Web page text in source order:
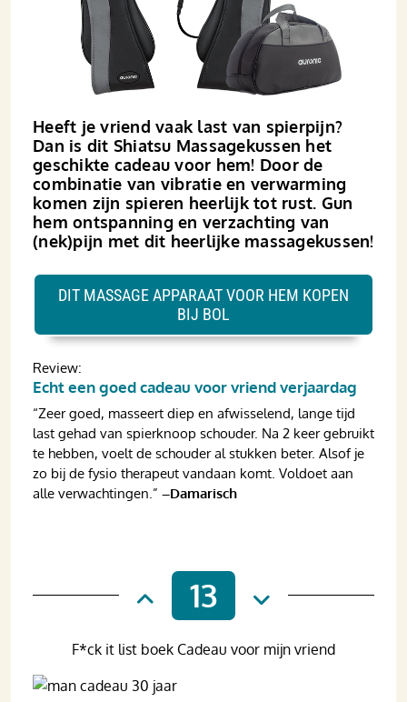
Heeft je vriend vaak last van spierpijn?
Dan is dit Shiatsu Massagekussen het
geschikte cadeau voor hem! Door de
combinatie van vibratie en verwarming
komen zijn spieren heerlijk tot rust. Gun
hem ontspanning en verzachting van
(nek)pijn met dit heerlijke massagekussen!
Review:
Echt een goed cadeau voor vriend verjaardag
“Zeer goed, masseert diep en afwisselend, lange tijd
last gehad van spierknoop schouder. Na 2 keer gebruikt
te hebben, voelt de schouder al stukken beter. Alsof je
zo bij de fysio therapeut vandaan komt. Voldoet aan
alle verwachtingen.” –Damarisch
DIT MASSAGE APPARAAT VOOR HEM KOPEN
BIJ BOL
13
F*ck it list boek Cadeau voor mijn vriend